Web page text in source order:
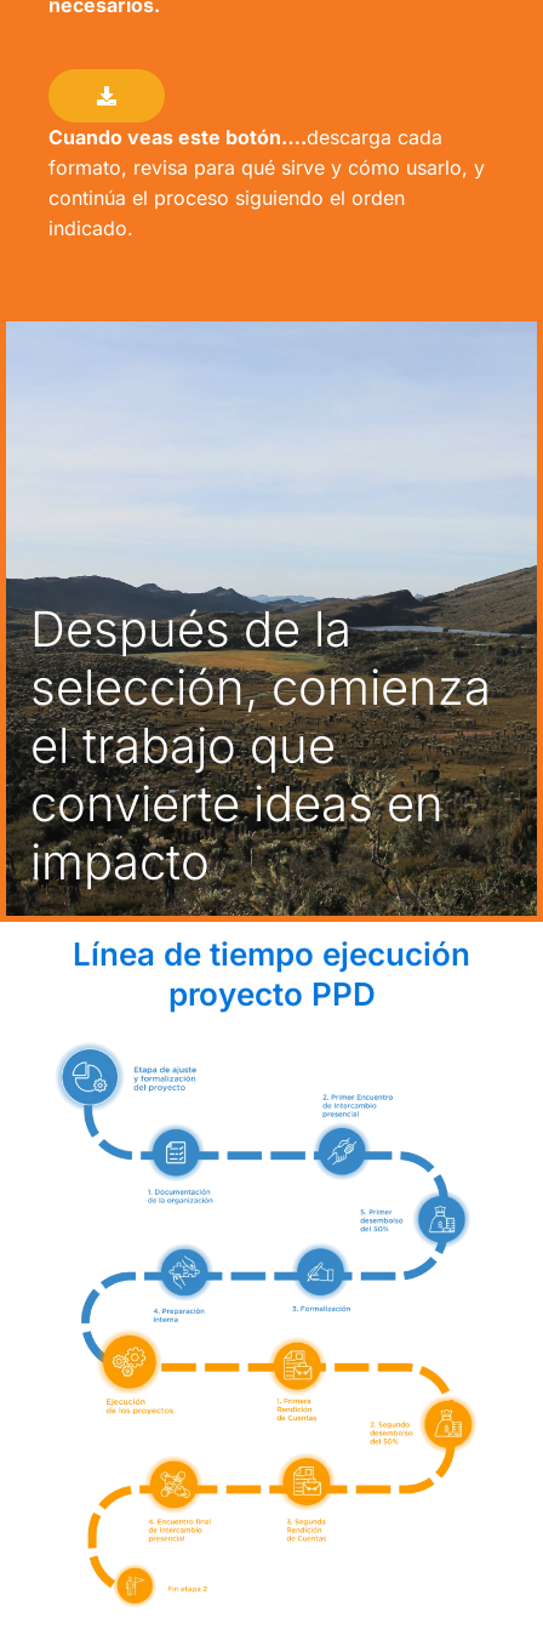
necesarios.
Cuando veas este botón….descarga cada
formato, revisa para qué sirve y cómo usarlo, y
continúa el proceso siguiendo el orden
indicado.
Después de la
selección, comienza
el trabajo que
convierte ideas en
impacto
Línea de tiempo ejecución
proyecto PPD